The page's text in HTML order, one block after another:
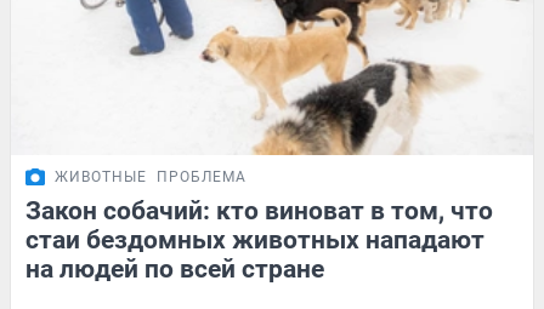
ЖИВОТНЫЕ ПРОБЛЕМА
Закон собачий: кто виноват в том, что
стаи бездомных животных нападают
на людей по всей стране